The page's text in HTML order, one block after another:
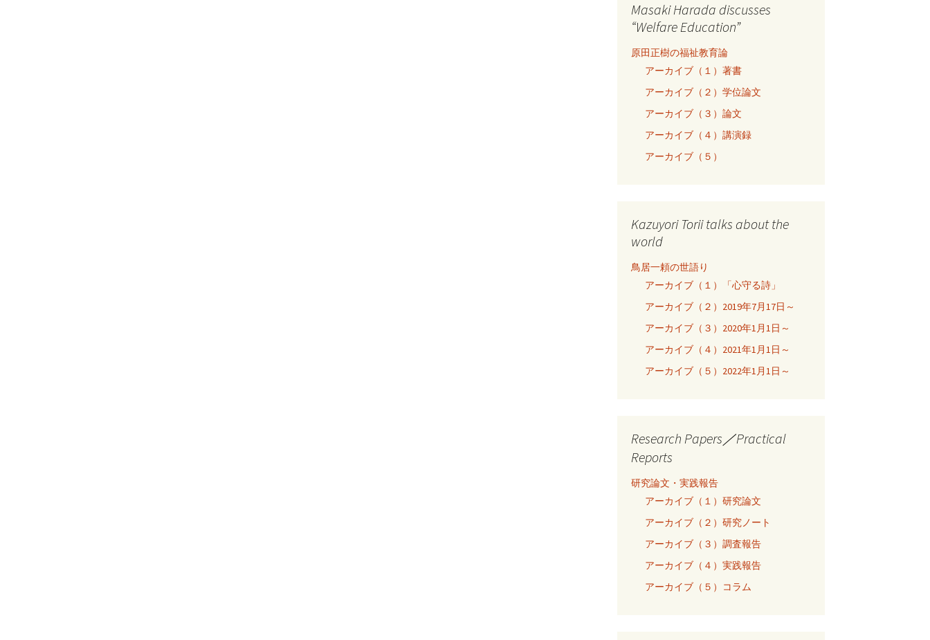
Masaki Harada discusses
“Welfare Education”
原田正樹の福祉教育論
アーカイブ（１）著書
アーカイブ（２）学位論文
アーカイブ（３）論文
アーカイブ（４）講演録
アーカイブ（５）
Kazuyori Torii talks about the
world
鳥居一頼の世語り
アーカイブ（１）「心守る詩」
アーカイブ（２）2019年7月17日～
アーカイブ（３）2020年1月1日～
アーカイブ（４）2021年1月1日～
アーカイブ（５）2022年1月1日～
Research Papers／Practical
Reports
研究論文・実践報告
アーカイブ（１）研究論文
アーカイブ（２）研究ノート
アーカイブ（３）調査報告
アーカイブ（４）実践報告
アーカイブ（５）コラム